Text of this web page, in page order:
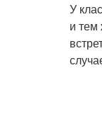
У
и тем